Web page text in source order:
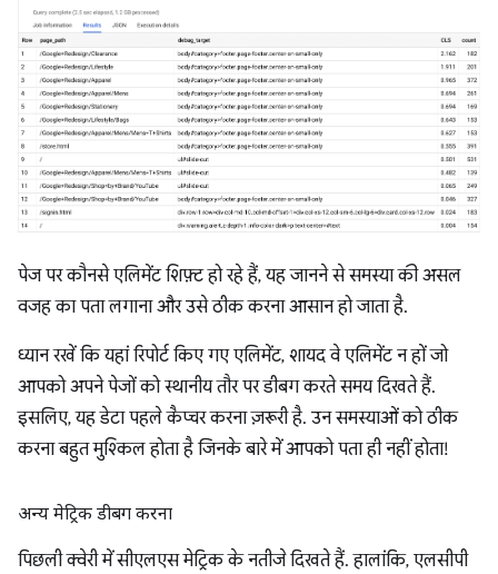
पेज पर कौनसे एलिमेंट शिफ़्ट हो रहे हैं, यह जानने से समस्या की असल
वजह का पता लगाना और उसे ठीक करना आसान हो जाता है.
ध्यान रखें कि यहां रिपोर्ट किए गए एलिमेंट, शायद वे एलिमेंट न हों जो
आपको अपने पेजों को स्थानीय तौर पर डीबग करते समय दिखते हैं.
इसलिए, यह डेटा पहले कैप्चर करना ज़रूरी है. उन समस्याओं को ठीक
करना बहुत मुश्किल होता है जिनके बारे में आपको पता ही नहीं होता!
अन्य मेट्रिक डीबग करना
पिछली क्वेरी में सीएलएस मेट्रिक के नतीजे दिखते हैं. हालांकि, एलसीपी